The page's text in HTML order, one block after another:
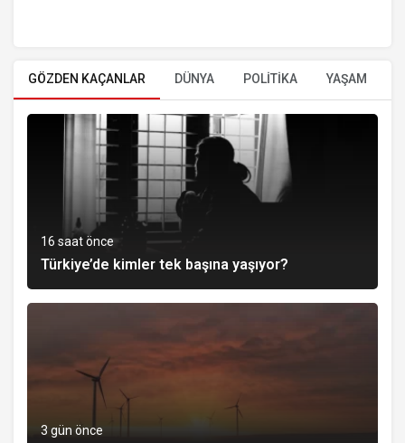
GÖZDEN KAÇANLAR DÜNYA POLİTİKA YAŞAM
16 saat önce
Türkiye’de kimler tek başına yaşıyor?
3 gün önce